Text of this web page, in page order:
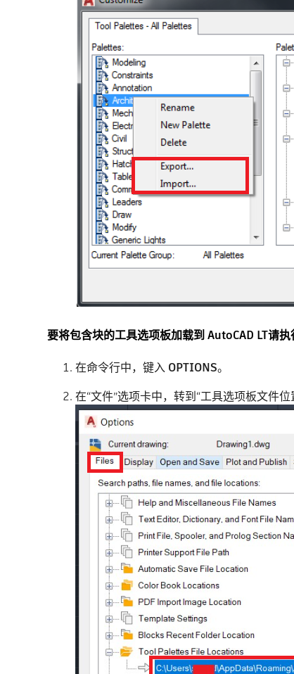
要将包含块的工具选项板加载到 AutoCAD LT请
在命令行中，键入 OPTIONS。
在“文件”选项卡中，转到“工具选项板文件位